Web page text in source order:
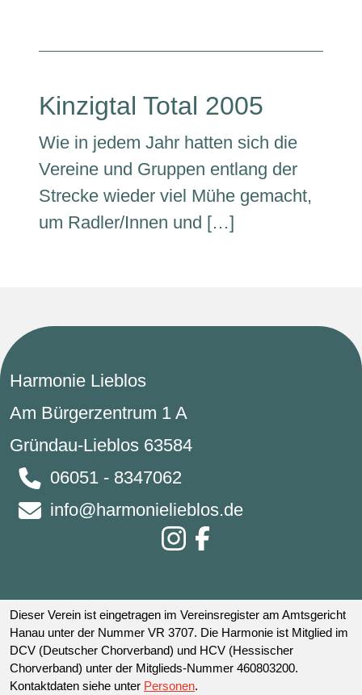
Kinzigtal Total 2005
Wie in jedem Jahr hatten sich die
Vereine und Gruppen entlang der
Strecke wieder viel Mühe gemacht,
um Radler/Innen und […]
Harmonie Lieblos
Am Bürgerzentrum 1 A
Gründau-Lieblos 63584
06051 - 8347062
info@harmonielieblos.de
Dieser Verein ist eingetragen im Vereinsregister am Amtsgericht
Hanau unter der Nummer VR 3707. Die Harmonie ist Mitglied im
DCV (Deutscher Chorverband) und HCV (Hessischer
Chorverband) unter der Mitglieds-Nummer 460803200.
Kontaktdaten siehe unter Personen.